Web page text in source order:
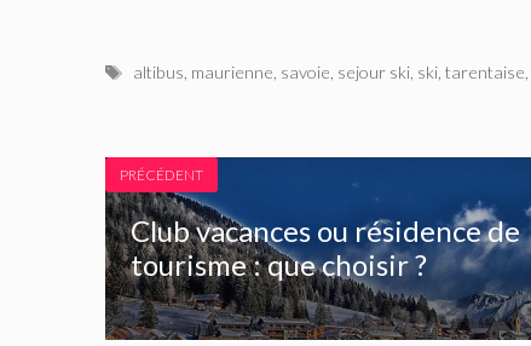
Étiquettes
altibus maurienne savoie sejour ski ski ,tarentaise
PRÉCÉDENT
Club vacances ou résidence de
tourisme : que choisir ?